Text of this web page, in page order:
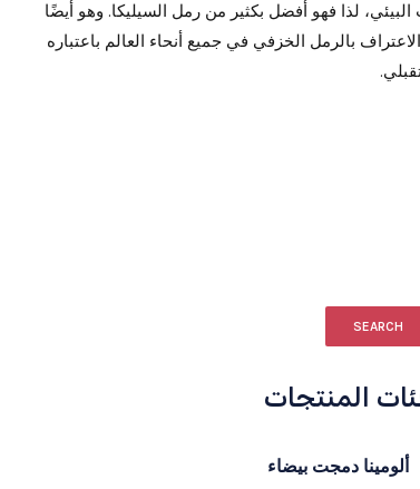
لذا فهو أفضل بكثير من رمل السيليكا. وهو أيضًا
بالرمل الخزفي في جميع أنحاء العالم باعتباره
SEARCH
المنتجات
ألومينا دمجت بيضاء